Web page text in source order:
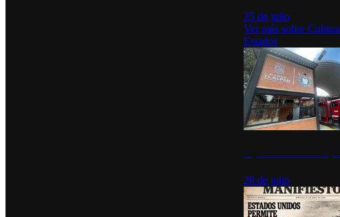
25 de julio
Ver más sobreCultura
Estados
28 de julio